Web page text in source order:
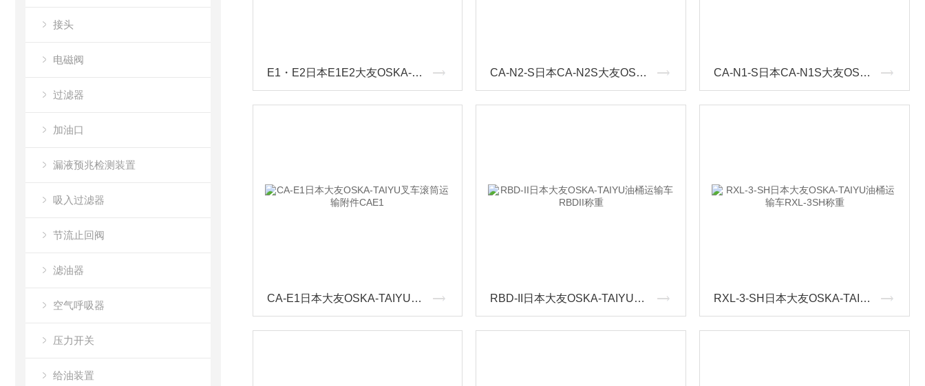
接头
电磁阀
过滤器
加油口
漏液预兆检测装置
吸入过滤器
节流止回阀
滤油器
空气呼吸器
压力开关
给油装置
E1・E2日本E1E2大友OSKA-TAIYU叉车滚筒运输附件 CA-N2-S日本CA-N2S大友OSKA-TAIYU叉车滚筒运输附件 CA-N1-S日本CA-N1S大友OSKA-TAIYU叉车滚筒运输附件
CA-E1日本大友OSKA-TAIYU叉车滚筒运输附件CAE1 RBD-II日本大友OSKA-TAIYU油桶运输车RBDII称重 RXL-3-SH日本大友OSKA-TAIYU油桶运输车RXL-3SH称重